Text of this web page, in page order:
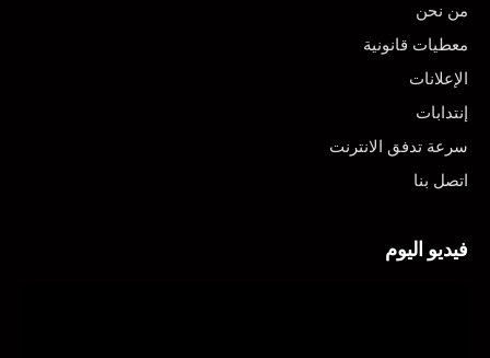
من نحن
معطيات قانونية
الإعلانات
إنتدابات
سرعة تدفق الانترنت
اتصل بنا
فيديو اليوم